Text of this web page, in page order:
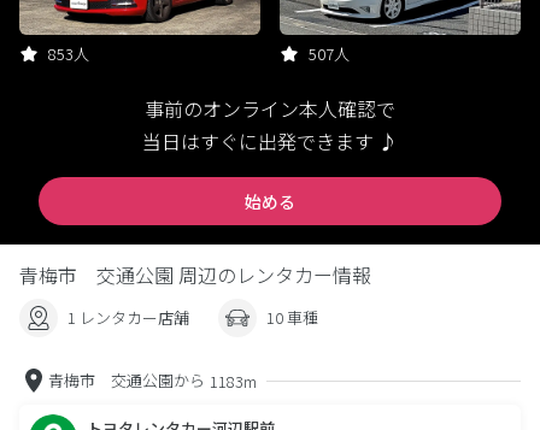
853人 507人
事前のオンライン本人確認で
当日はすぐに出発できます ♪
始める
青梅市 交通公園 周辺のレンタカー情報
1 レンタカー店舗 10 車種
青梅市 交通公園から 1183m